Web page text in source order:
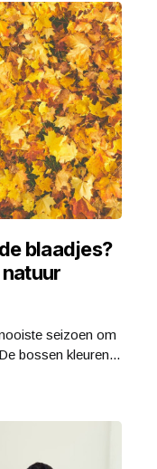
blaadjes?
seizoen om
bossen kleuren...